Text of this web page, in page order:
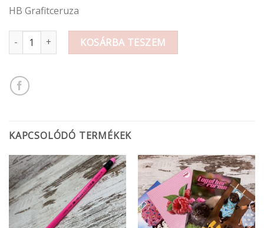
HB Grafitceruza
HB ceruza mennyiségKOSÁRBA TESZEM
KAPCSOLÓDÓ TERMÉKEK